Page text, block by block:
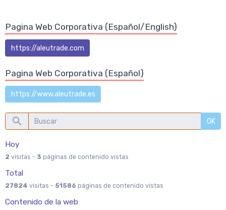
Pagina Web Corporativa (Español/English)
https://aleutrade.com
Pagina Web Corporativa (Español)
https://www.aleutrade.es
OK
Hoy
2 visitas - 3 páginas de contenido vistas
Total
27824 visitas - 51586 páginas de contenido vistas
Contenido de la web